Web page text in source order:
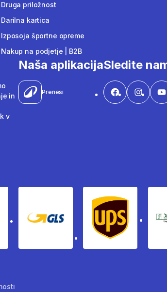
Druga priložnost
Darilna kartica
Izposoja športne opreme
Nakup na podjetje | B2B
in
v
Naša aplikacija
Prenesi
Sledite
Gls Ups